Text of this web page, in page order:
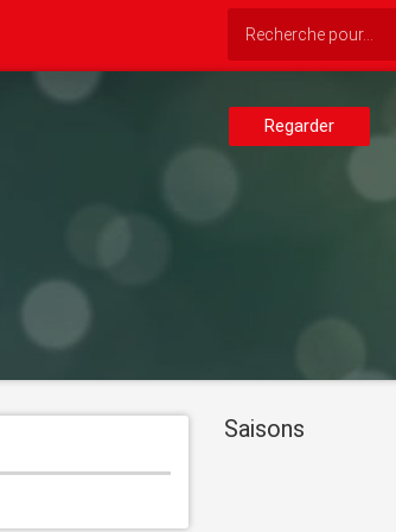
Regarder
Saisons